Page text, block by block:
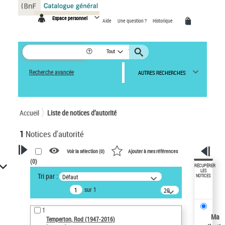
Espace personnel Aide Une question ? Historique
Tout
Recherche avancée AUTRES RECHERCHES
Accueil Liste de notices d’autorité
1 Notices d'autorité
VOTRE RECHERCHE
Recherche avancée dans les
notices d’autorité
Œuvres liées à l'auteur :
Temperton, Rod (1947-2016)
Voir la sélection (0) Ajouter à mes références
(0)
Tri par : Défaut
sur 1
20
résultats/page
1
Temperton, Rod (1947-2016)
RÉCUPÉRER
LES
NOTICES
Ma
Panneau de gestion des cookies